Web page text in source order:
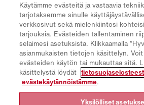
Uutiskirje
Latausalue
CO₂-laskuri
TCO-laskuri
Jälleenmyyjä- ja toimipaikkahaku
Tuoteryhmien yleiskatsaus
Käytämme evästeitä ja vastaavia
tarjotaksemme sinulle
verkkosivut sekä mielenkiintosi
tarjouksia. Evästeiden tallentaminen
selaimesi asetuksista. Klikkaamalla
asianmukaisten tietojen käsittelyn.
evästeiden käytön tai mukauttaa sitä.
käsittelystä löydät
evästekäytännöistämme.
Yksilölliset